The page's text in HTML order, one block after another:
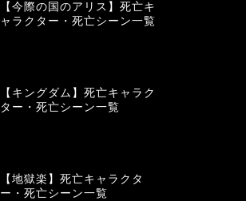
【今際の国のアリス】死亡キ
ャラクター・死亡シーン一覧
【キングダム】死亡キャラク
ター・死亡シーン一覧
【地獄楽】死亡キャラクタ
ー・死亡シーン一覧